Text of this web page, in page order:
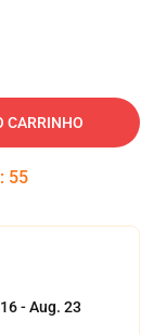
CARRINHO
: 54
- Aug. 23